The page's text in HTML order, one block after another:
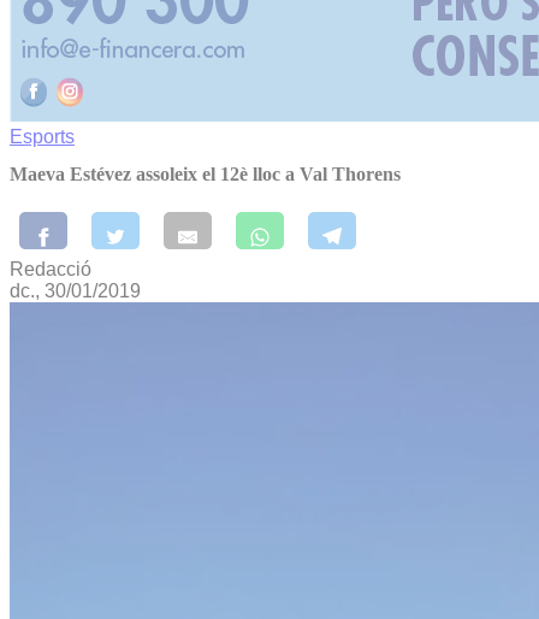
Esports
Maeva Estévez assoleix el 12è lloc a Val Thorens
Redacció
dc., 30/01/2019